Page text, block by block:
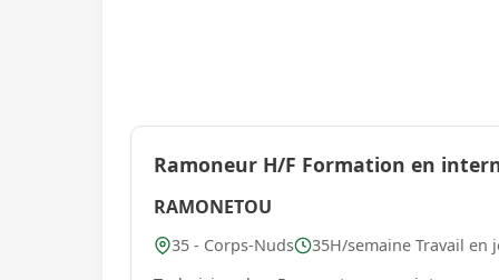
Ramoneur H/F Formation en
RAMONETOU
35 - Corps-Nuds
35H/semaine Travail en